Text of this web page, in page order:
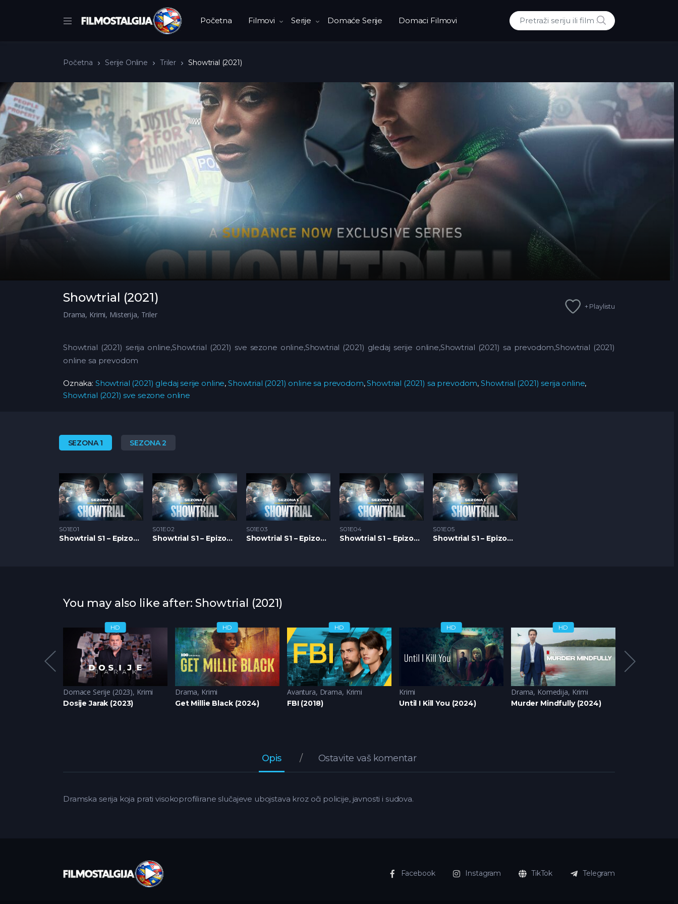
Početna Filmovi Serije Domaće Serije Domaci Filmovi
Traži:
POTRAZI
Početna Serije Online Triler Showtrial (2021)
Showtrial (2021)
Drama, Krimi, Misterija, Triler
+ Playlistu
Showtrial (2021) serija online,Showtrial (2021) sve sezone online,Showtrial (2021) gledaj serije online,Showtrial (2021) sa prevodom,Showtrial (2021)
online sa prevodom
Oznaka: Showtrial (2021) gledaj serije online, Showtrial (2021) online sa prevodom,Showtrial (2021) sa prevodom, Showtrial (2021) serija online,
Showtrial (2021) sve sezone online
SEZONA 1 SEZONA 2
S01E01
Showtrial S1 – Epizoda 01
S01E02
Showtrial S1 – Epizoda 02
S01E03
Showtrial S1 – Epizoda 03
S01E04
Showtrial S1 – Epizoda 04
S01E05
Showtrial S1 – Epizoda 05
You may also like after: Showtrial (2021)
Krimi,Triler
HD
Domace Serije (2023), Krimi
Dosije Jarak (2023)
HD
Drama, Krimi
Get Millie Black (2024)
HD
Avantura, Drama, Krimi
FBI (2018)
HD
Krimi
Until I Kill You (2024)
HD
Drama, Komedija, Krimi
Murder Mindfully (2024)
Opis Ostavite vaš komentar
Dramska serija koja prati visokoprofilirane slučajeve ubojstava kroz oči policije, javnosti i sudova.
Facebook Instagram TikTok Telegram